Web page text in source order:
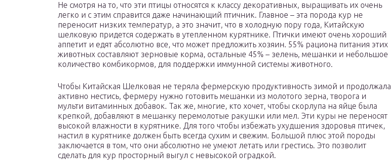
Не смотря на то, что эти птицы относятся к классу декоративных, выращивать их очень
легко и с этим справится даже начинающий птичник. Главное – эта порода кур не
переносит низких температур, а это значит, что в холодную пору года, Китайскую
шелковую придется содержать в утепленном курятнике. Птички имеют очень хороший
аппетит и едят абсолютно все, что может предложить хозяин. 55% рациона питания этих
животных составляют зерновые корма, остальные 45% – зелень, мешанки и небольшое
количество комбикормов, для поддержки иммунной системы животного.
Чтобы Китайская Шелковая не теряла фермерскую продуктивность зимой и продолжала
активно нестись, фермеру нужно готовить мешанки из молотого зерна, творога и
мульти витаминных добавок. Так же, многие, кто хочет, чтобы скорлупа на яйце была
крепкой, добавляют в мешанку перемолотые ракушки или мел. Эти куры не переносят
высокой влажности в курятнике. Для того чтобы избежать ухудшения здоровья птичек,
настил в курятнике должен быть всегда сухим и свежим. Большой плюс этой породы
заключается в том, что они абсолютно не умеют летать или грестись. Это позволит
сделать для кур просторный выгул с невысокой оградкой.